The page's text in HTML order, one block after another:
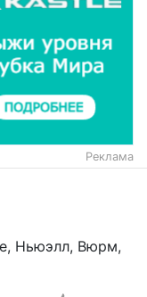
Реклама
Ньюэлл, Вюрм,